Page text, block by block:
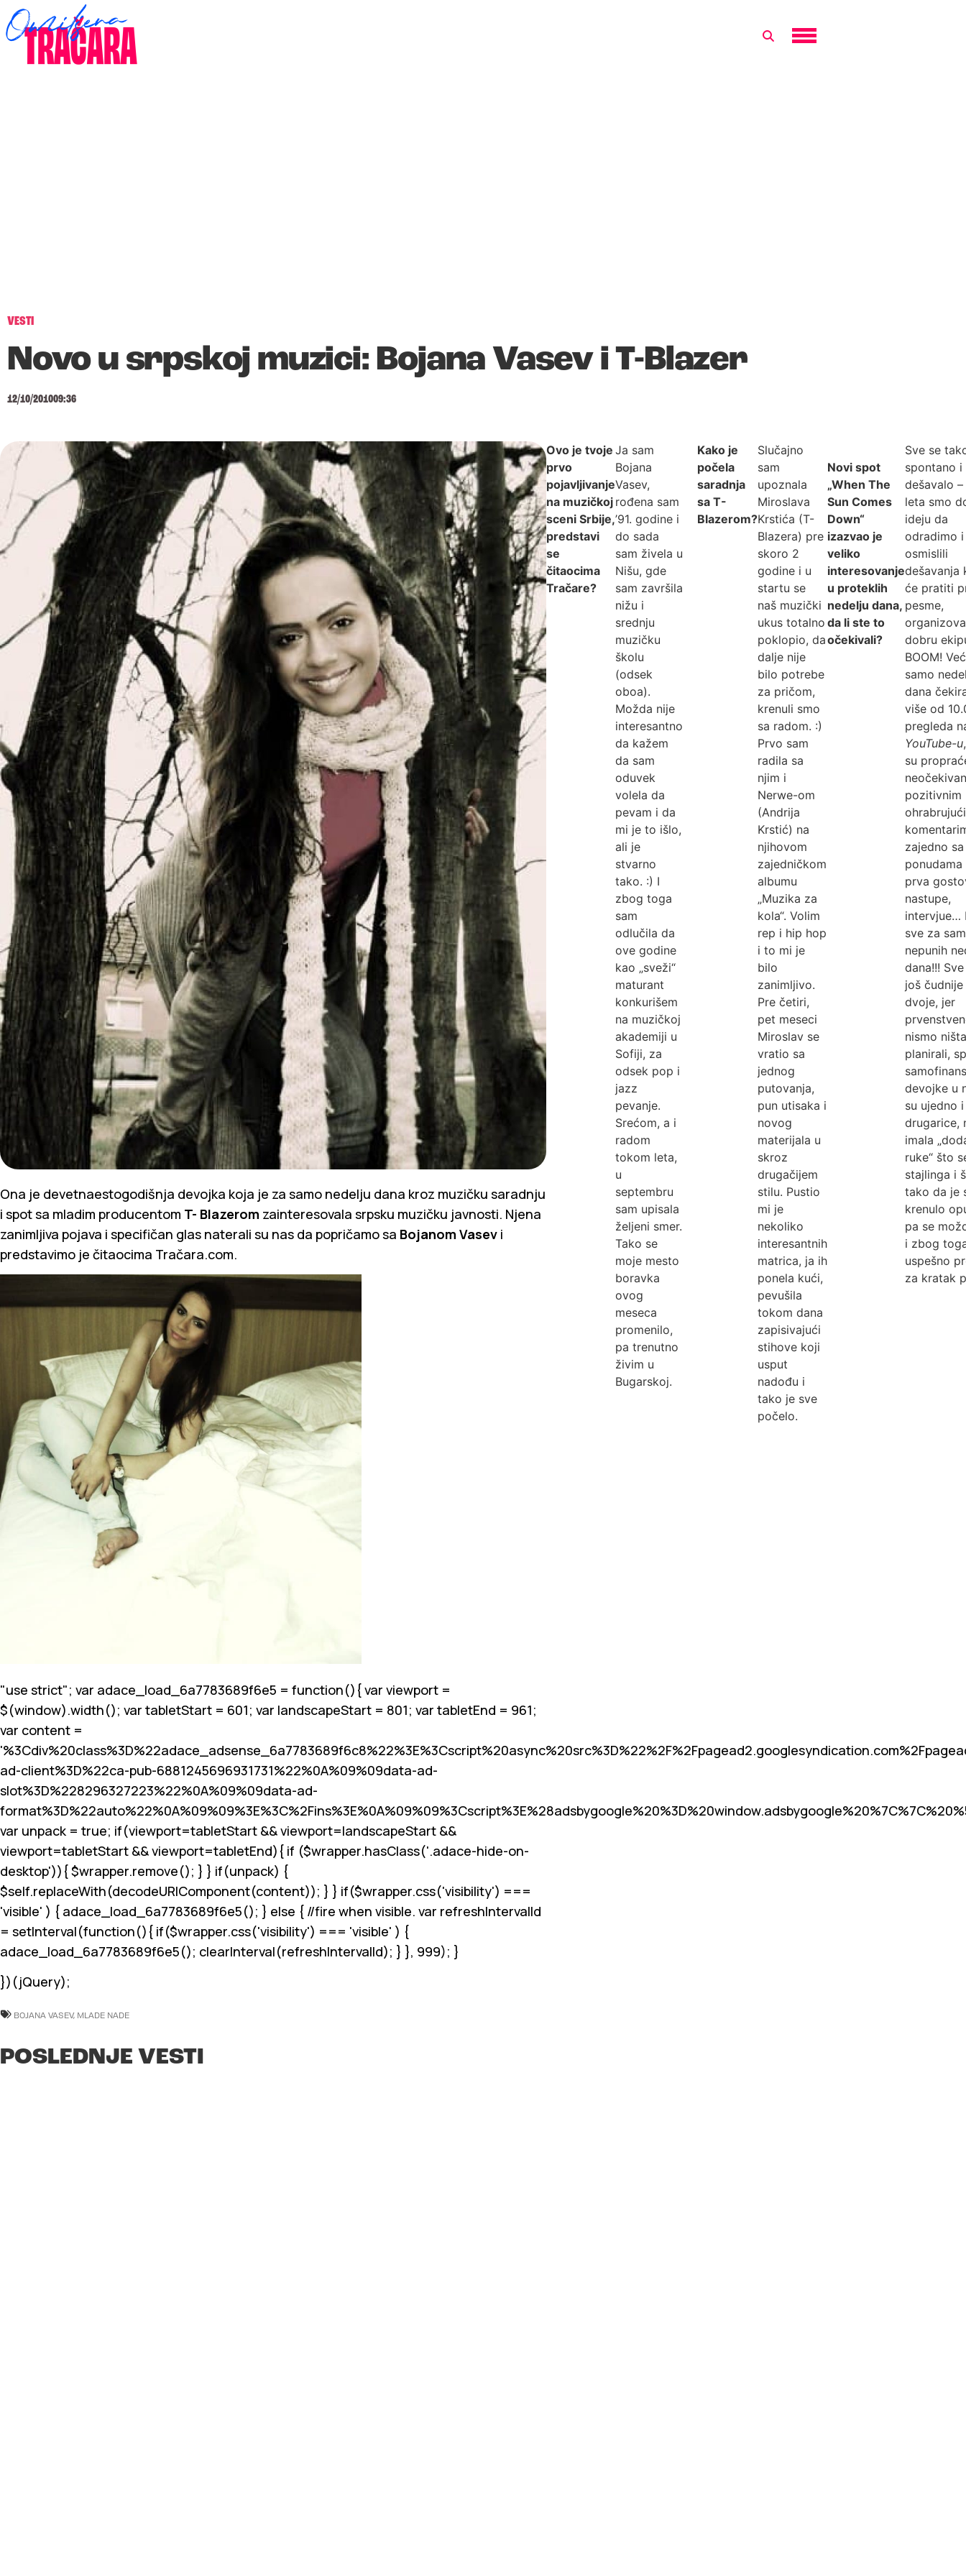
VESTI
Novo u srpskoj muzici: Bojana Vasev i T-Blazer
12/10/201009:36
Ona je devetnaestogodišnja devojka koja je za samo nedelju dana kroz muzičku saradnju
i spot sa mladim producentom T- Blazerom zainteresovala srpsku muzičku javnosti. Njena
zanimljiva pojava i specifičan glas naterali su nas da popričamo sa Bojanom Vasev i
predstavimo je čitaocima Tračara.com.
"use strict"; var adace_load_6a7783689f6e5 = function(){ var viewport =
$(window).width(); var tabletStart = 601; var landscapeStart = 801; var tabletEnd = 961;
var content =
ad-client%3D%22ca-pub-6881245696931731%22%0A%09%09data-ad-
slot%3D%228296327223%22%0A%09%09data-ad-
var unpack = true; if(viewport=tabletStart && viewport=landscapeStart &&
viewport=tabletStart && viewport=tabletEnd){ if ($wrapper.hasClass('.adace-hide-on-
desktop')){ $wrapper.remove(); } } if(unpack) {
$self.replaceWith(decodeURIComponent(content)); } } if($wrapper.css('visibility') ===
'visible' ) { adace_load_6a7783689f6e5(); } else { //fire when visible. var refreshIntervalId
= setInterval(function(){ if($wrapper.css('visibility') === 'visible' ) {
adace_load_6a7783689f6e5(); clearInterval(refreshIntervalId); } }, 999); }
})(jQuery);
Ovo je tvoje
prvo
pojavljivanje
na muzičkoj
sceni Srbije,
predstavi
se
čitaocima
Tračare?
Ja sam
Bojana
Vasev,
rođena sam
’91. godine i
do sada
sam živela u
Nišu, gde
sam završila
nižu i
srednju
muzičku
školu
(odsek
oboa).
Možda nije
interesantno
da kažem
da sam
oduvek
volela da
pevam i da
mi je to išlo,
ali je
stvarno
tako. :) I
zbog toga
sam
odlučila da
ove godine
kao „sveži“
maturant
konkurišem
na muzičkoj
akademiji u
Sofiji, za
odsek pop i
jazz
pevanje.
Srećom, a i
radom
tokom leta,
u
septembru
sam upisala
željeni smer.
Tako se
moje mesto
boravka
ovog
meseca
promenilo,
pa trenutno
živim u
Bugarskoj.
Kako je
počela
saradnja
sa T-
Blazerom?
Slučajno
sam
upoznala
Miroslava
Krstića (T-
Blazera) pre
skoro 2
godine i u
startu se
naš muzički
ukus totalno
poklopio, da
dalje nije
bilo potrebe
za pričom,
krenuli smo
sa radom. :)
Prvo sam
radila sa
njim i
Nerwe-om
(Andrija
Krstić) na
njihovom
zajedničkom
albumu
„Muzika za
kola“. Volim
rep i hip hop
i to mi je
bilo
zanimljivo.
Pre četiri,
pet meseci
Miroslav se
vratio sa
jednog
putovanja,
pun utisaka i
novog
materijala u
skroz
drugačijem
stilu. Pustio
mi je
nekoliko
interesantnih
matrica, ja ih
ponela kući,
pevušila
tokom dana
zapisivajući
stihove koji
usput
nadođu i
tako je sve
počelo.
Novi spot
„When The
Sun Comes
Down“
izazvao je
veliko
interesovanje
u proteklih
nedelju dana,
da li ste to
očekivali?
Sve se
spontano i
dešavalo
leta smo
ideju da
odradimo
osmislili
dešavanja
će pratiti
pesme,
dobru
BOOM!
samo
dana
više od
pregleda
YouTube-u
su
pozitivnim
zajedno sa
ponudama
prva
nastupe,
intervjue…
sve za
nepunih
dana!!!
još čudnije
dvoje, jer
nismo ništa
planirali,
devojke u
su ujedno
drugarice,
imala
ruke“ što
stajlinga i
tako da je
krenulo
pa se
i zbog
uspešno
za kratak
BOJANA VASEV, MLADE NADE
POSLEDNJE VESTI